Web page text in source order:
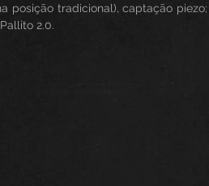
posição tradicional), captação
2.0.